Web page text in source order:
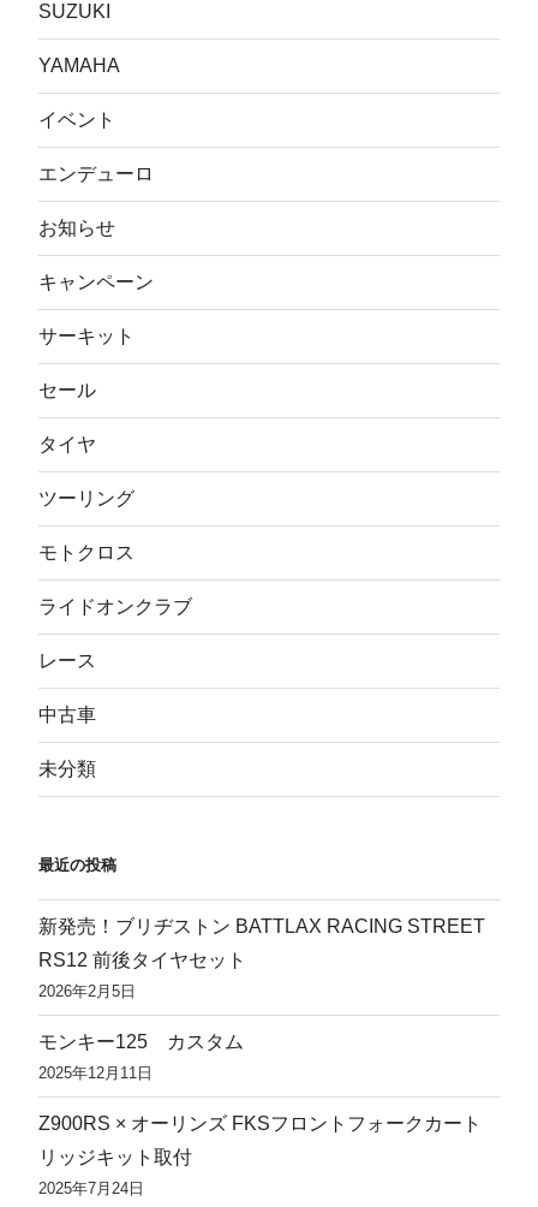
SUZUKI
YAMAHA
イベント
エンデューロ
お知らせ
キャンペーン
サーキット
セール
タイヤ
ツーリング
モトクロス
ライドオンクラブ
レース
中古車
未分類
最近の投稿
新発売！ブリヂストン BATTLAX RACING STREET
RS12 前後タイヤセット
2026年2月5日
モンキー125 カスタム
2025年12月11日
Z900RS × オーリンズ FKSフロントフォークカート
リッジキット取付
2025年7月24日